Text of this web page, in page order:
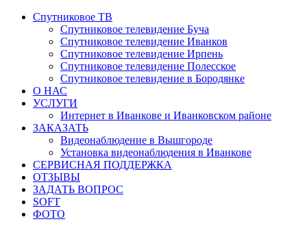
Спутниковое ТВ
Спутниковое телевидение Буча
Спутниковое телевидение Иванков
Спутниковое телевидение Ирпень
Спутниковое телевидение Полесское
Спутниковое телевидение в Бородянке
О НАС
УСЛУГИ
Интернет в Иванкове и Иванковском районе
ЗАКАЗАТЬ
Видеонаблюдение в Вышгороде
Установка видеонаблюдения в Иванкове
СЕРВИСНАЯ ПОДДЕРЖКА
ОТЗЫВЫ
ЗАДАТЬ ВОПРОС
SOFT
ФОТО